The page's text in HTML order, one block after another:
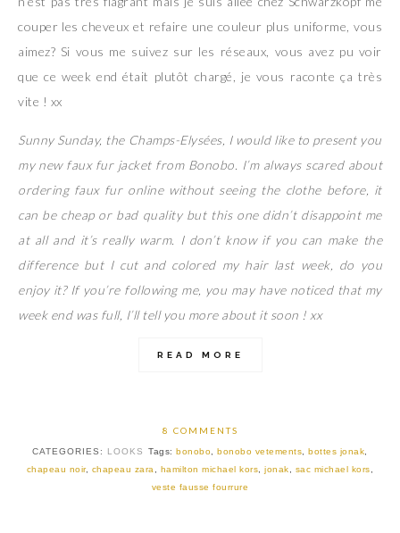
couper les cheveux et refaire une couleur plus uniforme, vous
aimez? Si vous me suivez sur les réseaux, vous avez pu voir
que ce week end était plutôt chargé, je vous raconte ça très
vite ! xx
Sunny Sunday, the Champs-Elysées, I would like to present you
my new faux fur jacket from Bonobo. I’m always scared about
ordering faux fur online without seeing the clothe before, it
can be cheap or bad quality but this one didn’t disappoint me
at all and it’s really warm. I don’t know if you can make the
difference but I cut and colored my hair last week, do you
enjoy it? If you’re following me, you may have noticed that my
week end was full, I’ll tell you more about it soon ! xx
READ MORE
8 COMMENTS
CATEGORIES: LOOKS Tags:bonobo ,bonobo vetements ,bottes jonak
chapeau noir, chapeau zara hamilton michael kors ,jonak sac michael kors
veste fausse fourrure